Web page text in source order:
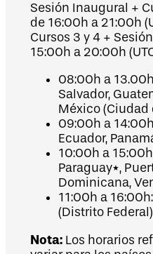
Sesión Inaugural +
de 16:00h a 21:00h
Cursos 3 y 4 +
15:00h a 20:00h
08:00h a
Salvador,
México (Ciudad
09:00h a
Ecuador,
10:00h a
Paraguay*,
Dominicana,
11:00h a
(Distrito
Nota:Los horarios